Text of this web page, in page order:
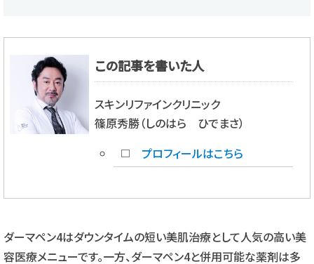
この記事を書いた人
スキンリファインクリニック
篠原秀勝（しのはら ひでまさ）
プロフィールはこちら
ダーマペン4はダウンタイムの短い美肌治療として人気の高い美
容医療メニューです。一方、ダーマペン4と併用可能な薬剤は多